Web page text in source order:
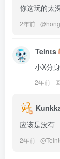
你这玩的太
2年前 @
Teints
小X分
2年前
应该是没有
2年前 @